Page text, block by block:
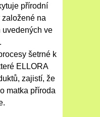
přírodní
na
ve
šetrné k
ELLORA
zajistí, že
matka příroda